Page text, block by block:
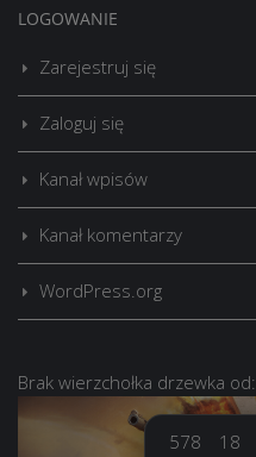
LOGOWANIE
Zarejestruj się
Zaloguj się
Kanał wpisów
Kanał komentarzy
WordPress.org
Brak wierzchołka drzewka od:
578
18